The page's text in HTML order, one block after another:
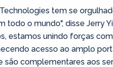
tem se
o mundo", disse Jerry
estamos unindo forças
acesso ao amplo
complementares aos